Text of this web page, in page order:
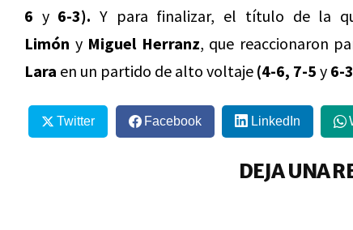
6 y 6-3). Y para finalizar, el título de la
Limón y Miguel Herranz, que reaccionaron
Lara en un partido de alto voltaje (4-6, 7-5 y 6-
Twitter Facebook LinkedIn
DEJA UNA